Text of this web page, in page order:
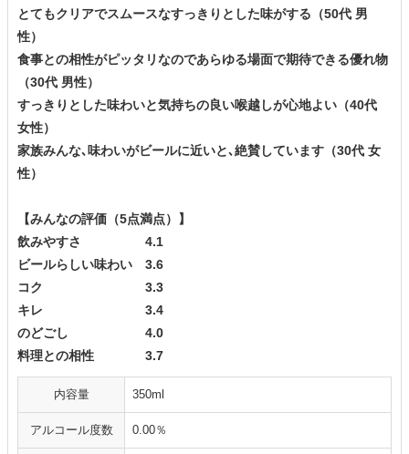
とてもクリアでスムースなすっきりとした味がする（50代 男
性）
食事との相性がピッタリなのであらゆる場面で期待できる優れ物
（30代 男性）
すっきりとした味わいと気持ちの良い喉越しが心地よい（40代
女性）
家族みんな､味わいがビールに近いと､絶賛しています（30代 女
性）
【みんなの評価（5点満点）】
飲みやすさ 4.1
ビールらしい味わい 3.6
コク 3.3
キレ 3.4
のどごし 4.0
料理との相性 3.7
内容量 350ml
アルコール度数 0.00％